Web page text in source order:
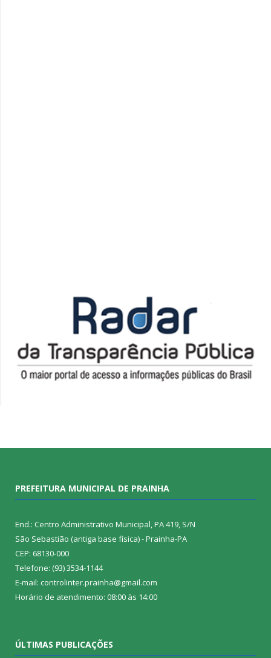
PREFEITURA MUNICIPAL DE PRAINHA
End.: Centro Administrativo Municipal, PA 419, S/N
São Sebastião (antiga base física) - Prainha-PA
CEP: 68130-000
Telefone: (93) 3534-1144
E-mail: controlinter.prainha@gmail.com
Horário de atendimento: 08:00 às 14:00
ÚLTIMAS PUBLICAÇÕES